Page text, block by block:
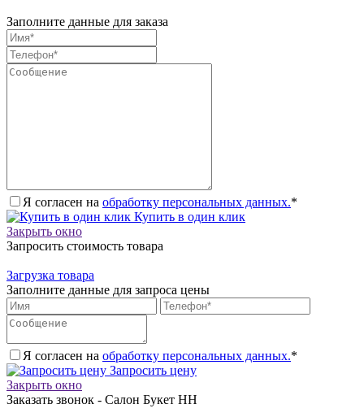
Заполните данные для заказа
Я согласен на обработку персональных данных.*
Купить в один клик
Закрыть окно
Запросить стоимость товара
Загрузка товара
Заполните данные для запроса цены
Я согласен на обработку персональных данных.*
Запросить цену
Закрыть окно
Заказать звонок - Салон Букет НН